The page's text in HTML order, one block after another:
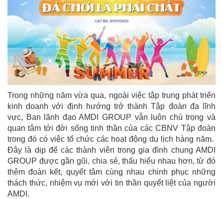
Trong những năm vừa qua, ngoài việc tập trung phát triển
kinh doanh với định hướng trở thành Tập đoàn đa lĩnh
vực, Ban lãnh đạo AMDI GROUP vẫn luôn chú trọng và
quan tâm tới đời sống tinh thần của các CBNV Tập đoàn
trong đó có việc tổ chức các hoạt động du lịch hàng năm.
Đây là dịp để các thành viên trong gia đình chung AMDI
GROUP được gần gũi, chia sẻ, thấu hiểu nhau hơn, từ đó
thêm đoàn kết, quyết tâm cùng nhau chinh phục những
thách thức, nhiệm vụ mới với tin thần quyết liệt của người
AMDI.